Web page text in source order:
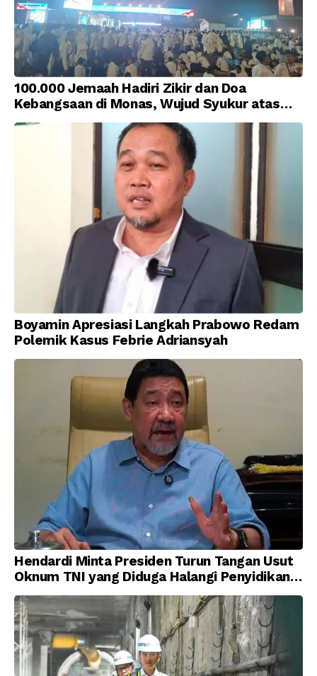
100.000 Jemaah Hadiri Zikir dan Doa
Kebangsaan di Monas, Wujud Syukur atas
Kemerdekaan Indonesia
Boyamin Apresiasi Langkah Prabowo Redam
Polemik Kasus Febrie Adriansyah
Hendardi Minta Presiden Turun Tangan Usut
Oknum TNI yang Diduga Halangi Penyidikan
Korupsi